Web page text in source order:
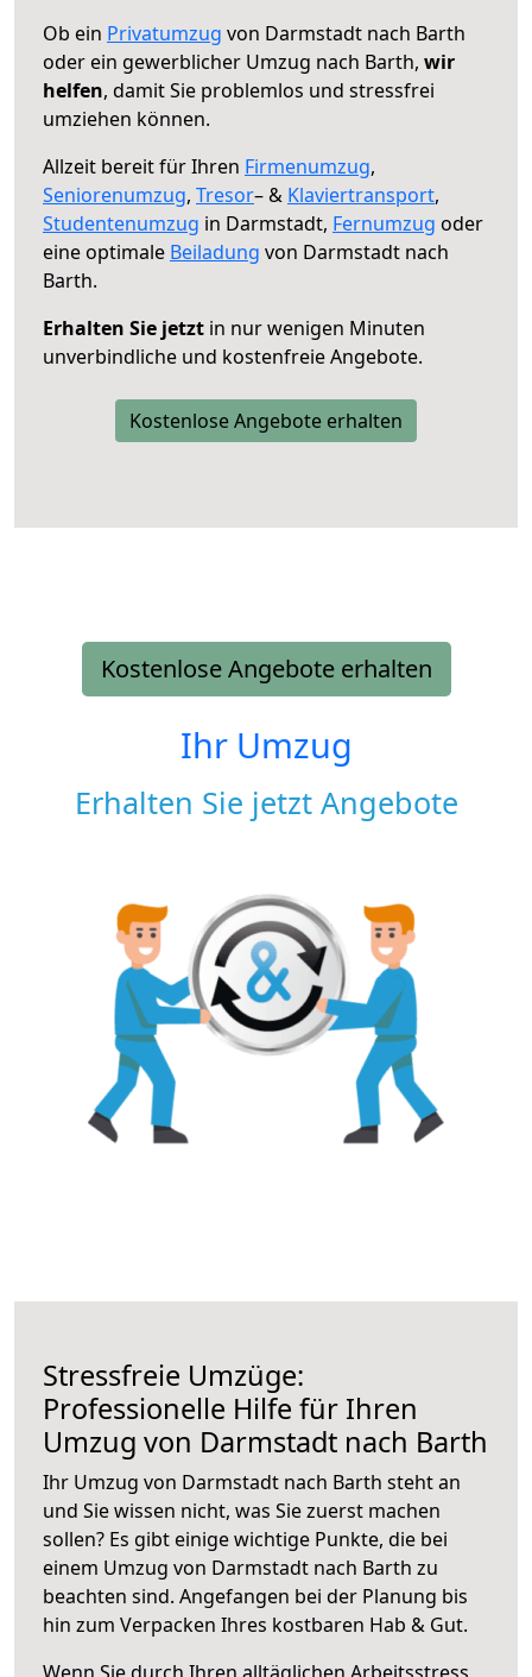
Ob ein Privatumzug von Darmstadt nach Barth
oder ein gewerblicher Umzug nach Barth, wir
helfen, damit Sie problemlos und stressfrei
umziehen können.
Allzeit bereit für Ihren Firmenumzug,
Seniorenumzug, Tresor– & Klaviertransport,
Studentenumzug in Darmstadt, Fernumzug oder
eine optimale Beiladung von Darmstadt nach
Barth.
Erhalten Sie jetzt in nur wenigen Minuten
unverbindliche und kostenfreie Angebote.
Kostenlose Angebote erhalten
Kostenlose Angebote erhalten
Ihr Umzug
Erhalten Sie jetzt Angebote
Stressfreie Umzüge:
Professionelle Hilfe für Ihren
Umzug von Darmstadt nach Barth
Ihr Umzug von Darmstadt nach Barth steht an
und Sie wissen nicht, was Sie zuerst machen
sollen? Es gibt einige wichtige Punkte, die bei
einem Umzug von Darmstadt nach Barth zu
beachten sind. Angefangen bei der Planung bis
hin zum Verpacken Ihres kostbaren Hab & Gut.